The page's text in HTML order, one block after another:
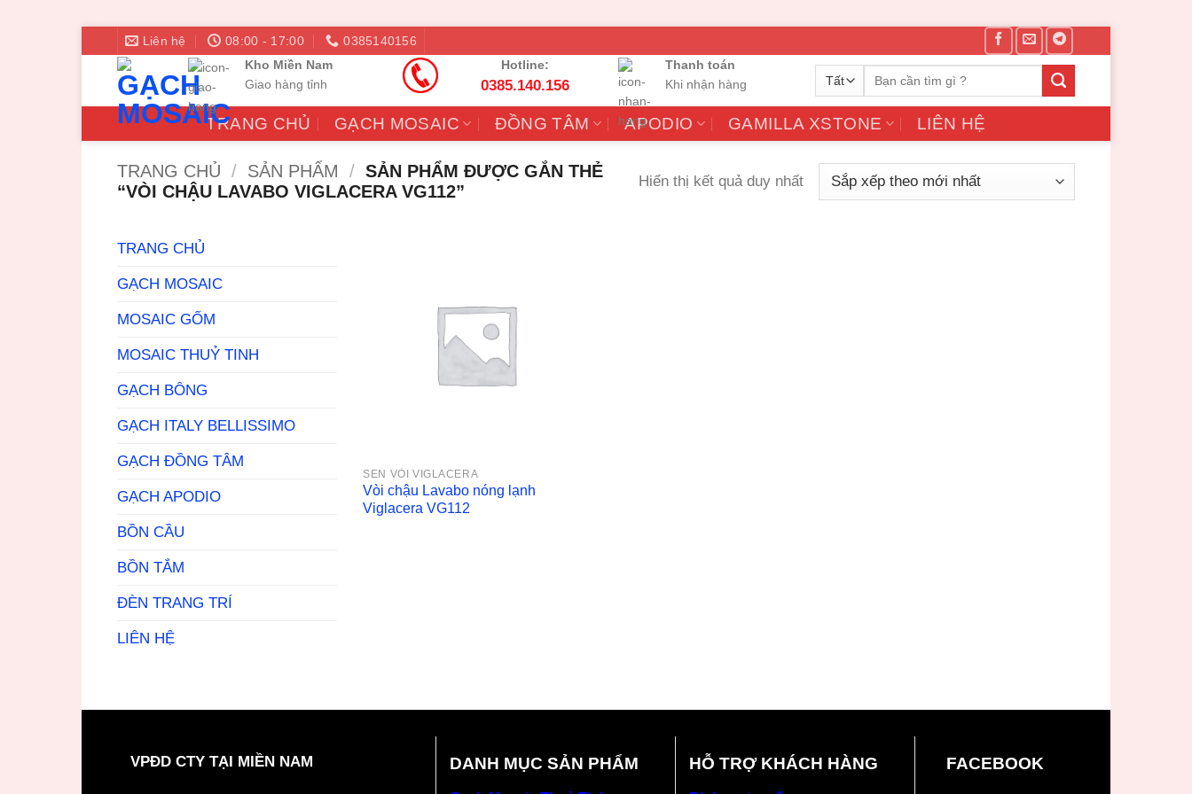
dung
Liên hệ 08:00 - 17:00
0385140156
Kho Miền Nam
Giao hàng tỉnh
Hotline:
0385.140.156
Thanh toán
Khi nhận hàng
Tìm
TRANG CHỦ GẠCH MOSAIC ĐỒNG TÂM APODIO GAMILLA XSTONE LIÊN HỆ
TRANG CHỦ / SẢN PHẨM / SẢN PHẨM ĐƯỢC GẮN THẺ
“VÒI CHẬU LAVABO VIGLACERA VG112”
Hiển thị kết quả duy nhất
TRANG CHỦ
GẠCH MOSAIC
MOSAIC GỐM
MOSAIC THUỶ TINH
GẠCH BÔNG
GẠCH ITALY BELLISSIMO
GẠCH ĐỒNG TÂM
GẠCH APODIO
BỒN CẦU
BỒN TẮM
ĐÈN TRANG TRÍ
LIÊN HỆ
SEN VÒI VIGLACERA
Vòi chậu Lavabo nóng lạnh
Viglacera VG112
VPĐD CTY TẠI MIỀN NAM DANH MỤC SẢN PHẨM HỖ TRỢ KHÁCH HÀNG FACEBOOK